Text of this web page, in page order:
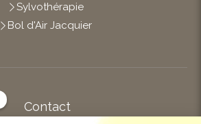
Sylvothérapie
Bol d'Air Jacquier
Contact